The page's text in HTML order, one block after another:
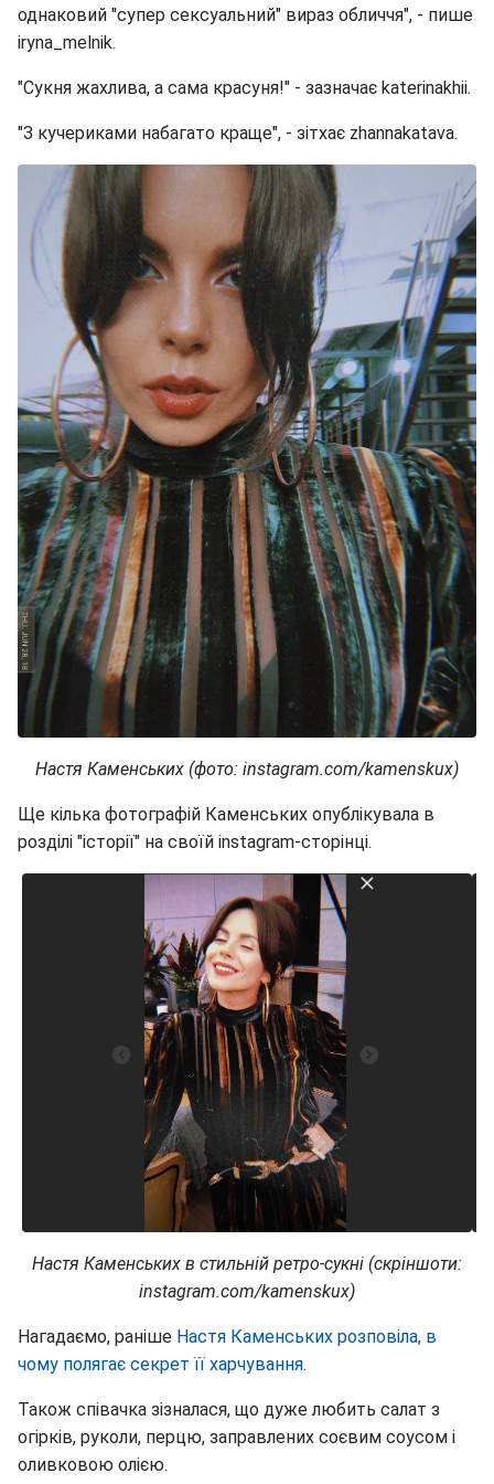
однаковий "супер сексуальний" вираз обличчя", - пише
iryna_melnik.
"Сукня жахлива, а сама красуня!" - зазначає katerinakhii.
"З кучериками набагато краще", - зітхає zhannakatava.
Настя Каменських (фото: instagram.com/kamenskux)
Ще кілька фотографій Каменських опублікувала в
розділі "історії" на своїй instagram-сторінці.
Настя Каменських в стильній ретро-сукні (скріншоти:
instagram.com/kamenskux)
Нагадаємо, раніше Настя Каменських розповіла, в
чому полягає секрет її харчування.
Також співачка зізналася, що дуже любить салат з
огірків, руколи, перцю, заправлених соєвим соусом і
оливковою олією.